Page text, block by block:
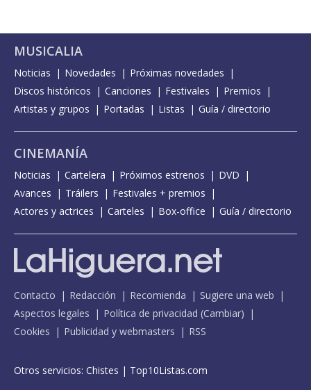
MUSICALIA
Noticias Novedades
Próximas novedades
Discos históricos
Canciones Festivales
Premios
Artistas y grupos
Portadas Listas Guía / directorio
CINEMANÍA
Noticias Cartelera Próximos estrenos
DVD
Avances
Tráilers
Festivales + premios
Actores y actrices
Carteles Box-office Guía / directorio
Contacto Redacción Recomienda
Sugiere una web
Aspectos legales
Política de privacidad (Cambiar)
Cookies
Publicidad y webmasters RSS
Otros servicios: Chistes | Top10Listas.com